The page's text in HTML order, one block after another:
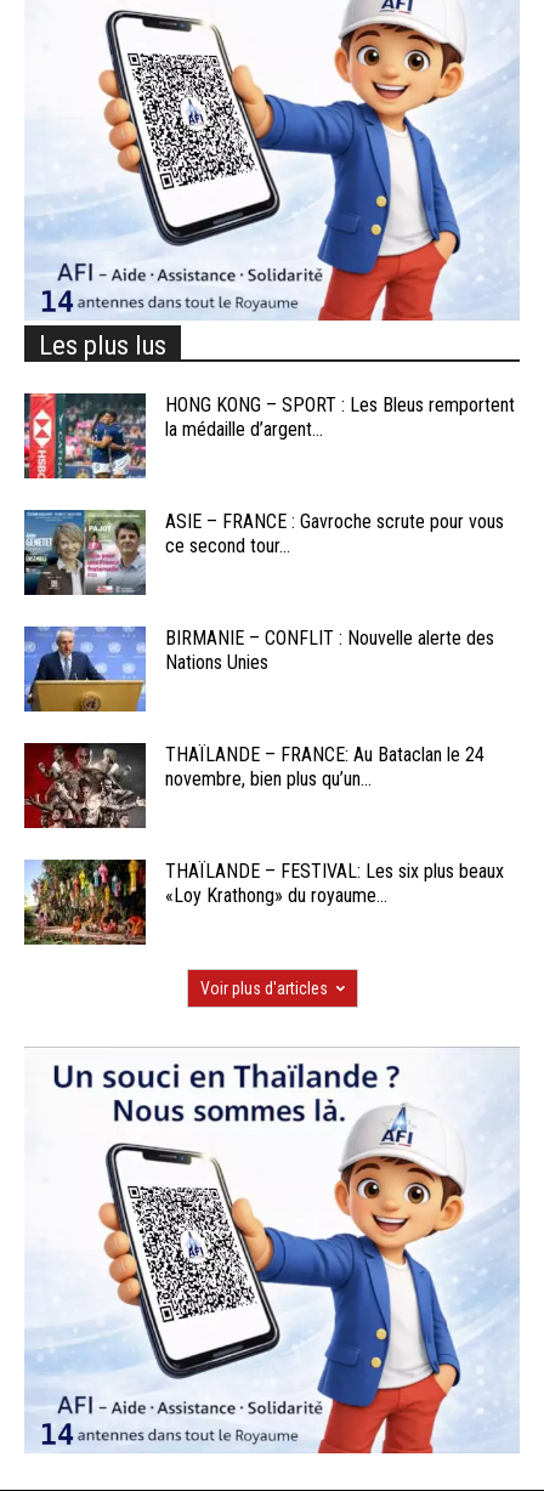
Les plus lus
HONG KONG – SPORT : Les Bleus remportent
la médaille d’argent...
ASIE – FRANCE : Gavroche scrute pour vous
ce second tour...
BIRMANIE – CONFLIT : Nouvelle alerte des
Nations Unies
THAÏLANDE – FRANCE: Au Bataclan le 24
novembre, bien plus qu’un...
THAÏLANDE – FESTIVAL: Les six plus beaux
«Loy Krathong» du royaume...
Voir plus d'articles